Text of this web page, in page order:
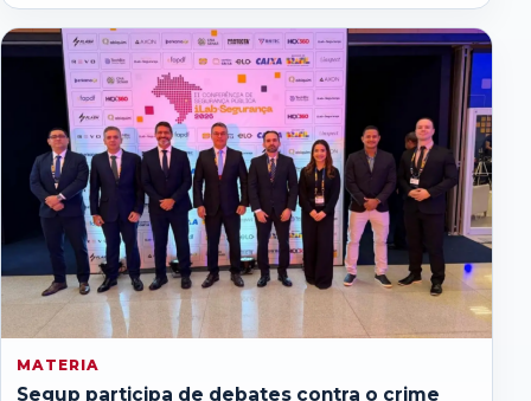
MATERIA
Segup participa de debates contra o crime